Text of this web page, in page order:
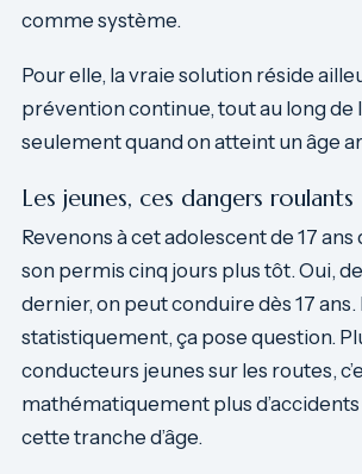
comme système.
Pour elle, la vraie solution réside
prévention continue, tout au long de
seulement quand on atteint un âge
Les jeunes, ces dangers roulants
Revenons à cet adolescent de 17
son permis cinq jours plus tôt. Oui,
dernier, on peut conduire dès 17 ans.
statistiquement, ça pose question.
conducteurs jeunes sur les routes,
mathématiquement plus
cette tranche d’âge.